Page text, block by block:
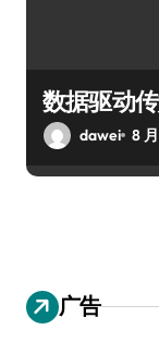
数据驱动
dawei 8
广告